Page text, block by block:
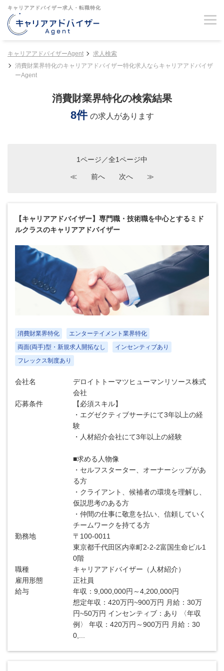
キャリアアドバイザー求人・転職特化
キャリアアドバイザーAgent
求人検索
消費財業界特化のキャリアアドバイザー特化求人ならキャリアアドバイザ
ーAgent
消費財業界特化の検索結果
8件 の求人があります
1ページ／全1ページ中
≪ 前へ 次へ ≫
【キャリアアドバイザー】専門職・技術職を中心とするミド
ルクラスのキャリアアドバイザー
消費財業界特化
エンターテイメント業界特化
両面(両手)型・新規求人開拓なし
インセンティブあり
フレックス制度あり
会社名
デロイトトーマツヒューマンリソース株式
会社
応募条件
【必須スキル】
・エグゼクティブサーチにて3年以上の経
験
・人材紹介会社にて3年以上の経験
■求める人物像
・セルフスターター、オーナーシップがあ
る方
・クライアント、候補者の環境を理解し、
仮説思考のある方
・仲間の仕事に敬意を払い、信頼していく
チームワークを持てる方
勤務地
〒100-0011
東京都千代田区内幸町2-2-2富国生命ビル1
0階
職種
キャリアアドバイザー（人材紹介）
雇用形態
正社員
給与
年収：9,000,000円～4,200,000円
想定年収：420万円~900万円 月給：30万
円~50万円 インセンティブ：あり 〈年収
例〉 年収：420万円～900万円 月給：30
0,...